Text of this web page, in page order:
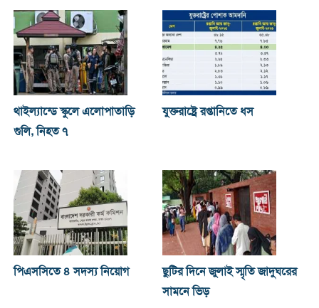
থাইল্যান্ডে স্কুলে এলোপাতাড়ি
গুলি, নিহত ৭
যুক্তরাষ্ট্রে রপ্তানিতে ধস
পিএসসিতে ৪ সদস্য নিয়োগ
ছুটির দিনে জুলাই স্মৃতি জাদুঘরের
সামনে ভিড়